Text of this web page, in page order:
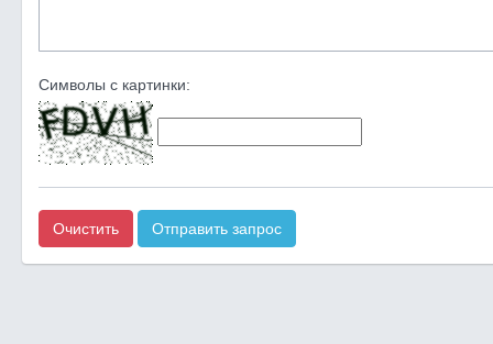
Символы с картинки:
Очистить Отправить запрос